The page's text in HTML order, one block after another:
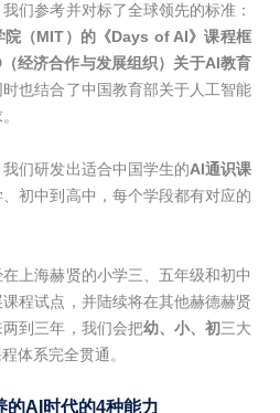
们参考并对标了全球领先的标准：
院（MIT）的《Days of AI》课程框
经济合作与发展组织）关于AI教育
时也结合了中国教育部关于人工智能
们研发出适合中国学生的AI通识课
、初中到高中，每个学段都有对应的
上海赫贤的小学三、五年级和初中
程试点，并陆续将在其他赫德赫贤
到三年，我们会把幼、小、初三大
体系完全贯通。
的AI时代的4种能力